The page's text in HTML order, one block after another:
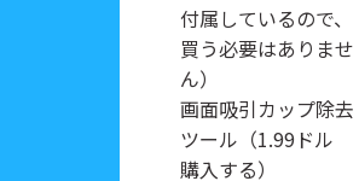
付属しているので、
買う必要はありませ
ん）
画面吸引カップ除去
ツール（1.99ドル
購入する）